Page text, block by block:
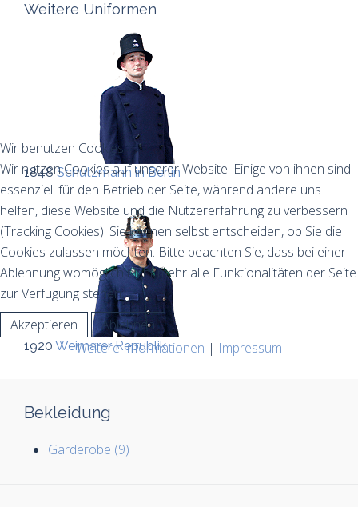
Weitere Uniformen
1848Schutzmann in Berlin
1920 Weimarer Republik
Bekleidung
Garderobe (9)
Wir benutzen Cookies
Wir nutzen Cookies auf unserer Website. Einige von ihnen sind
essenziell für den Betrieb der Seite, während andere uns
helfen, diese Website und die Nutzererfahrung zu verbessern
(Tracking Cookies). Sie können selbst entscheiden, ob Sie die
Cookies zulassen möchten. Bitte beachten Sie, dass bei einer
Ablehnung womöglich nicht mehr alle Funktionalitäten der Seite
zur Verfügung stehen.
Akzeptieren
Ablehnen
Weitere Informationen | Impressum